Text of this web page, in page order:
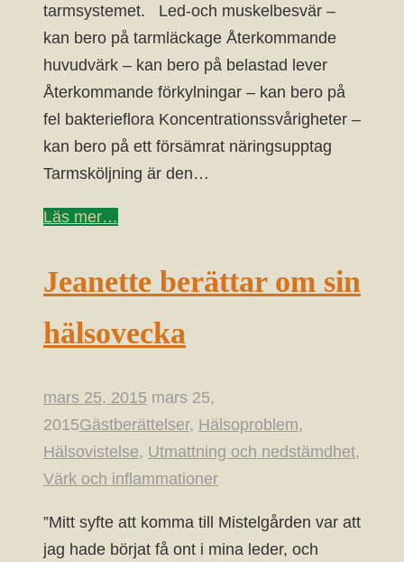
tarmsystemet. Led-och muskelbesvär –
kan bero på tarmläckage Återkommande
huvudvärk – kan bero på belastad lever
Återkommande förkylningar – kan bero på
fel bakterieflora Koncentrationssvårigheter –
kan bero på ett försämrat näringsupptag
Tarmsköljning är den…
Läs mer…
Jeanette berättar om sin
hälsovecka
mars 25, 2015 mars 25,
2015Gästberättelser, Hälsoproblem,
Hälsovistelse, Utmattning och nedstämdhet,
Värk och inflammationer
”Mitt syfte att komma till Mistelgården var att
jag hade börjat få ont i mina leder, och